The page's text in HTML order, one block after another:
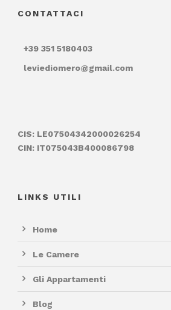
CONTATTACI
+39 351 5180403
leviediomero@gmail.com
CIS: LE07504342000026254
CIN: IT075043B400086798
LINKS UTILI
Home
Le Camere
Gli Appartamenti
Blog